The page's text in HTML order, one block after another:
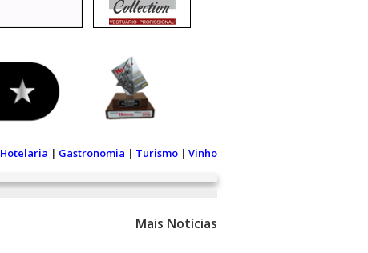
Hotelaria | Gastronomia | Turismo | Vinho
Mais Notícias